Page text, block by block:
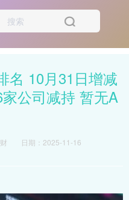
名 10月31日增减
公司减持 暂无A
日期：2025-11-16